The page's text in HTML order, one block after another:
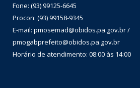
Fone: (93) 99125-6645
Procon: (93) 99158-9345
E-mail: pmosemad@obidos.pa.gov.br /
pmogabprefeito@obidos.pa.gov.br
Horário de atendimento: 08:00 às 14:00